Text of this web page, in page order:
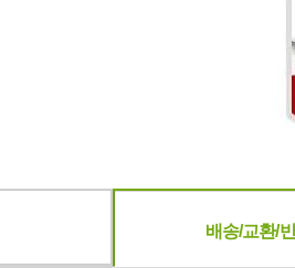
배송/교환/